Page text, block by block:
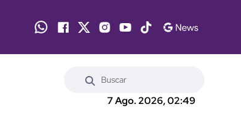
7 Ago. 2026, 02:49